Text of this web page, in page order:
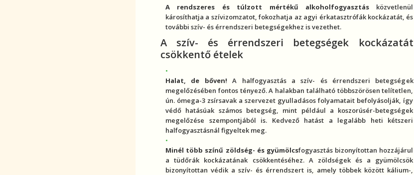
A rendszeres és túlzott mértékű alkoholfogyasztás közvetlenül
károsíthatja a szívizomzatot, fokozhatja az agyi érkatasztrófák kockázatát, és
további szív- és érrendszeri betegségekhez is vezethet.
A szív- és érrendszeri betegségek kockázatát
csökkentő ételek
Halat, de bőven! A halfogyasztás aszív- és érrendszeri betegségek
megelőzésében fontos tényező. A halakban található többszörösen telítetlen,
ún. ómega-3 zsírsavak a szervezet gyulladásos folyamatait befolyásolják, így
védő hatásúak számos betegség, mint például a koszorúsér-betegségek
megelőzése szempontjából is. Kedvező hatást a legalább heti kétszeri
halfogyasztásnál figyeltek meg.
Minél több színű zöldség- és gyümölcsfogyasztás bizonyítottan hozzájárul
a tüdőrák kockázatának csökkentéséhez. A zöldségek és a gyümölcsök
bizonyítottan védik a szív- és érrendszert is, amely többek között kálium-,